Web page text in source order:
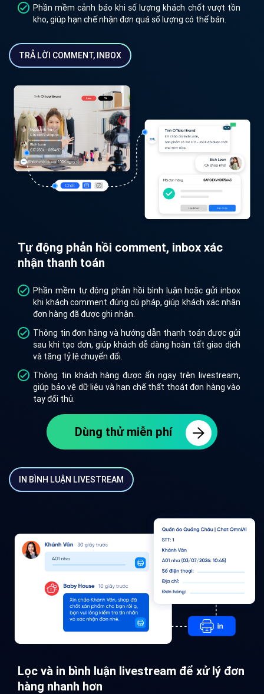
Phần mềm cảnh báo khi số lượng khách chốt vượt tồn
kho, giúp hạn chế nhận đơn quá số lượng có thể bán.
TRẢ LỜI COMMENT, INBOX
Tự động phản hồi comment, inbox xác
nhận thanh toán
Phần mềm tự động phản hồi bình luận hoặc gửi inbox
khi khách comment đúng cú pháp, giúp khách xác nhận
đơn hàng đã được ghi nhận.
Thông tin đơn hàng và hướng dẫn thanh toán được gửi
sau khi tạo đơn, giúp khách dễ dàng hoàn tất giao dịch
và tăng tỷ lệ chuyển đổi.
Thông tin khách hàng được ẩn ngay trên livestream,
giúp bảo vệ dữ liệu và hạn chế thất thoát đơn hàng vào
tay đối thủ.
Dùng thử miễn phí
IN BÌNH LUẬN LIVESTREAM
Lọc và in bình luận livestream để xử lý đơn
hàng nhanh hơn